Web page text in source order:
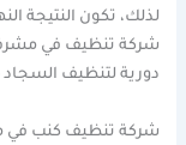
لذلك، تكون النتيجة
شركة تنظيف في مشرف
دورية لتنظيف
شركة تنظيف كنب